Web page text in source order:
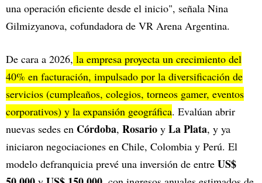
una operación eficiente desde el inicio", señala Nina
Gilmizyanova, cofundadora de VR Arena Argentina.
De cara a 2026, la empresa proyecta un crecimiento del
40% en facturación, impulsado por la diversificación de
servicios (cumpleaños, colegios, torneos gamer, eventos
corporativos) y la expansión geográfica. Evalúan abrir
nuevas sedes en Córdoba, Rosario y La Plata, y ya
iniciaron negociaciones en Chile, Colombia y Perú. El
modelo defranquicia prevé una inversión de entre US$